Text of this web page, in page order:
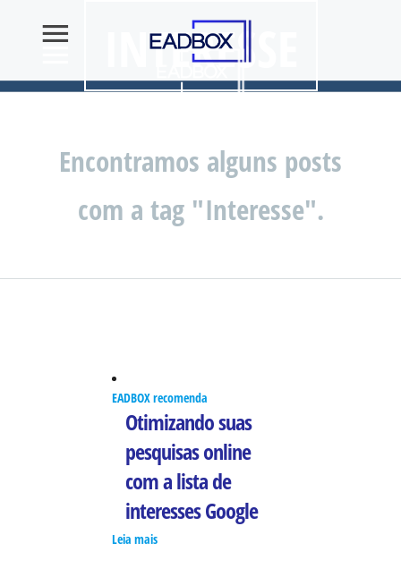
INTERESSE
Encontramos alguns posts
com a tag "Interesse".
EADBOX recomenda
Otimizando suas
pesquisas online
com a lista de
interesses Google
Leia mais